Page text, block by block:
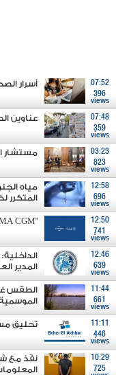
07:52
396
views
أسرار الصحف 7
07:48
359
views
عناوين الصحف
03:23
823
views
مستشار
12:58
696
views
مياه
المتكرر
12:50
741
views
"CMA CGM" تُنجز الاستحواذ على مجموعة فتّال
12:46
639
views
المدير
11:44
661
views
الطقس
11:11
446
views
تحليق
10:29
725
نفّذ مع